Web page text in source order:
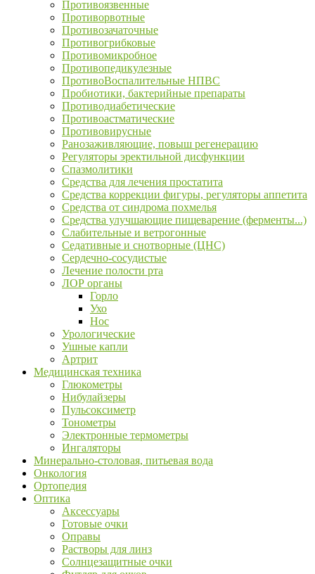
Противоязвенные
Противорвотные
Противозачаточные
Противогрибковые
Противомикробное
Противопедикулезные
ПротивоВоспалительные НПВС
Пробиотики, бактерийные препараты
Противодиабетические
Противоастматические
Противовирусные
Ранозаживляющие, повыш регенерацию
Регуляторы эректильной дисфункции
Спазмолитики
Средства для лечения простатита
Средства коррекции фигуры, регуляторы аппетита
Средства от синдрома похмелья
Средства улучшающие пищеварение (ферменты...)
Слабительные и ветрогонные
Седативные и снотворные (ЦНС)
Сердечно-сосудистые
Лечение полости рта
ЛОР органы
Горло
Ухо
Нос
Урологические
Ушные капли
Артрит
Медицинская техника
Глюкометры
Нибулайзеры
Пульсоксиметр
Тонометры
Электронные термометры
Ингаляторы
Минерально-столовая, питьевая вода
Онкология
Ортопедия
Оптика
Аксессуары
Готовые очки
Оправы
Растворы для линз
Солнцезащитные очки